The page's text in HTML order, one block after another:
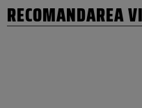
RECOMANDAREA